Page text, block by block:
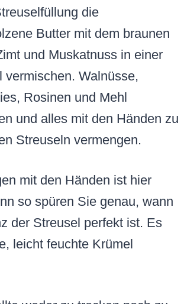
die
Butter mit dem braunen
und Muskatnuss in einer
vermischen. Walnüsse,
Rosinen und Mehl
und alles mit den Händen zu
Streuseln vermengen.
mit den Händen ist hier
so spüren Sie genau, wann
der Streusel perfekt ist. Es
leicht feuchte Krümel